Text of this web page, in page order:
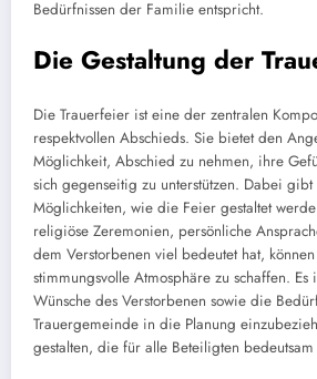
Bedürfnissen der Familie entspricht.
Die Gestaltung der
Die Trauerfeier ist eine der zentralen
respektvollen Abschieds. Sie bietet den
Möglichkeit, Abschied zu nehmen, ihre
sich gegenseitig zu unterstützen. Dabei
Möglichkeiten, wie die Feier gestaltet
religiöse Zeremonien, persönliche
dem Verstorbenen viel bedeutet hat,
stimmungsvolle Atmosphäre zu schaffen.
Wünsche des Verstorbenen sowie die
Trauergemeinde in die Planung
gestalten, die für alle Beteiligten bedeutsam